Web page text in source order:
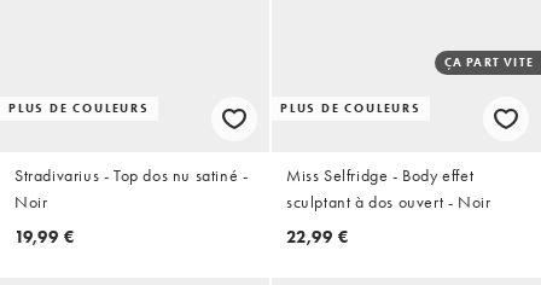
PLUS DE COULEURS
Stradivarius - Top dos nu satiné -
Noir
19,99 €
PLUS DE COULEURS
ÇA PART VITE
Miss Selfridge - Body effet
sculptant à dos ouvert - Noir
22,99 €